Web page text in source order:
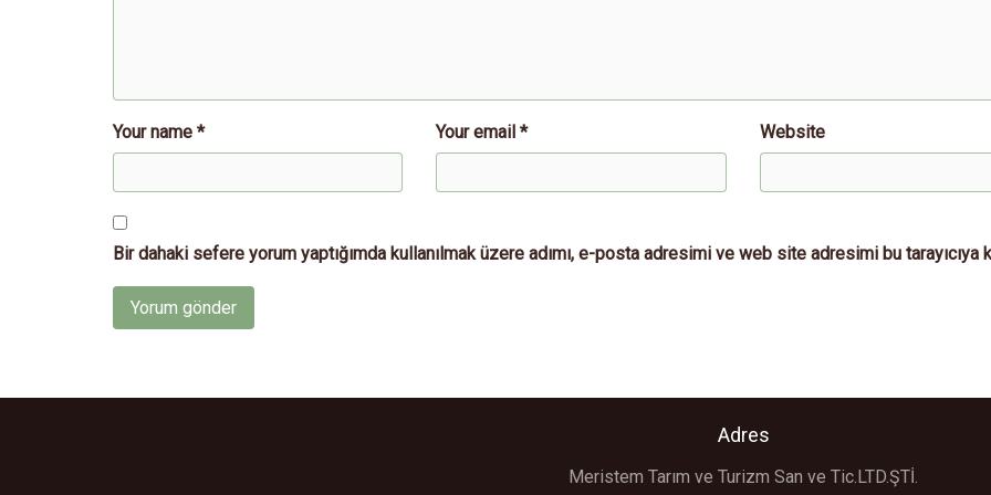
Your name * Your email * Website
Bir dahaki sefere yorum yaptığımda kullanılmak üzere adımı, e-posta adresimi ve web site adresimi bu tarayıcıya
Adres
Meristem Tarım ve Turizm San ve Tic.LTD.ŞTİ.